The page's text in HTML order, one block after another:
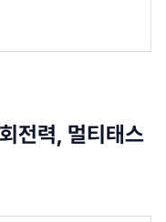
전력, 멀티태스